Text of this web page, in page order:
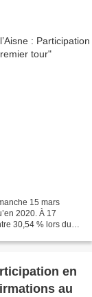
15 mars
2020. À 17
30,54 % lors du
en
au